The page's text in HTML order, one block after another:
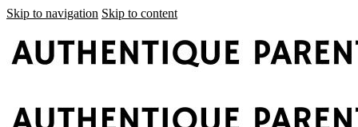
Skip to navigation Skip to content